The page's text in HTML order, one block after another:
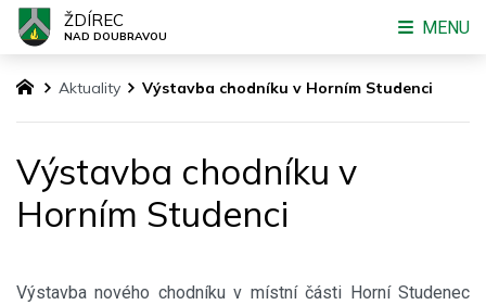
Aktuality Výstavba chodníku v Horním Studenci
Výstavba chodníku v
Horním Studenci
Výstavba nového chodníku v místní části Horní Studenec
ŽDÍREC
NAD DOUBRAVOU MENU